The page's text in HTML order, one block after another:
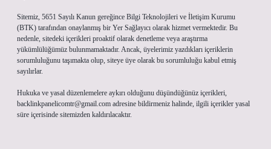
Sitemiz, 5651 Sayılı Kanun gereğince Bilgi Teknolojileri ve İletişim Kurumu
(BTK) tarafından onaylanmış bir Yer Sağlayıcı olarak hizmet vermektedir. Bu
nedenle, sitedeki içerikleri proaktif olarak denetleme veya araştırma
yükümlülüğümüz bulunmamaktadır. Ancak, üyelerimiz yazdıkları içeriklerin
sorumluluğunu taşımakta olup, siteye üye olarak bu sorumluluğu kabul etmiş
sayılırlar.
Hukuka ve yasal düzenlemelere aykırı olduğunu düşündüğünüz içerikleri,
backlinkpanelicomtr@gmail.com adresine bildirmeniz halinde, ilgili içerikler yasal
süre içerisinde sitemizden kaldırılacaktır.